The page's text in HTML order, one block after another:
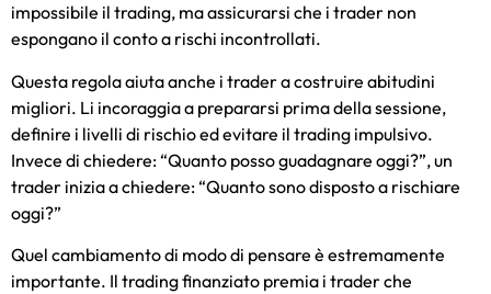
impossibile il trading, ma assicurarsi che i trader non
espongano il conto a rischi incontrollati.
Questa regola aiuta anche i trader a costruire abitudini
migliori. Li incoraggia a prepararsi prima della sessione,
definire i livelli di rischio ed evitare il trading impulsivo.
Invece di chiedere: “Quanto posso guadagnare oggi?”, un
trader inizia a chiedere: “Quanto sono disposto a rischiare
oggi?”
Quel cambiamento di modo di pensare è estremamente
importante. Il trading finanziato premia i trader che